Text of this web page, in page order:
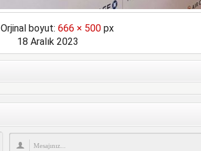
Orjinal boyut: 666 × 500px
18 Aralık 2023